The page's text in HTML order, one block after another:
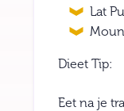
Lat
Dieet Tip:
Eet na je